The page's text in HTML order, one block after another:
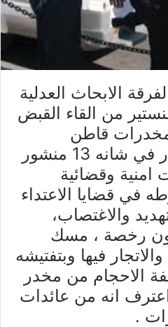
الابحاث العدلية
من القاء القبض
قاطن
بمعتمدية جمال صادر في شانه 13 منشور
امنية وقضائية
في قضايا الاعتداء
والاغتصاب،
رخصة ، مسك
فيها وبتفتيشه
الاحجام من مخدر
انه من عائدات
.